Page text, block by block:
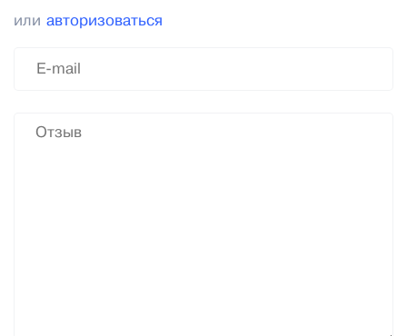
или авторизоваться